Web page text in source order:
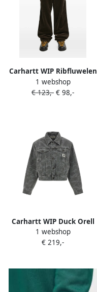
Carhartt WIP Ribfluwelen
broek met zak Bruin
1 webshop
€ 123,- € 98,-
Carhartt WIP Duck Orell
jack Grijs
1 webshop
€ 219,-